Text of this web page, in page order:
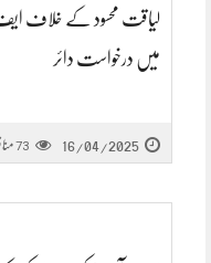
لیاقت محسود کے خلاف
میں درخواست دائر
16/04/2025
73